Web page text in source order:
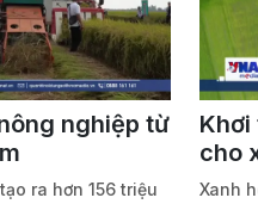
nghiệp từ
ra hơn 156 triệu
Khơi
cho
Xanh